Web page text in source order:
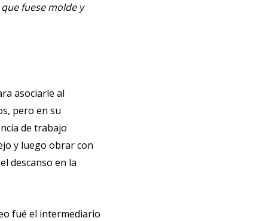
fuese molde y
asociarle al
pero en su
de trabajo
y luego obrar con
descanso en la
fué el intermediario